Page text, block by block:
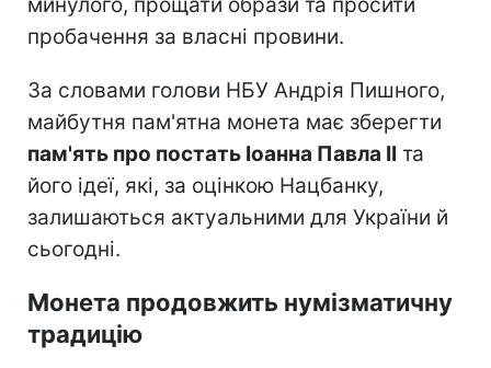
пробачення за власні провини.
За словами голови НБУ Андрія Пишного,
майбутня пам'ятна монета має зберегти
пам'ять про постать Іоанна Павла II та
його ідеї, які, за оцінкою Нацбанку,
залишаються актуальними для України й
сьогодні.
Монета продовжить нумізматичну
традицію